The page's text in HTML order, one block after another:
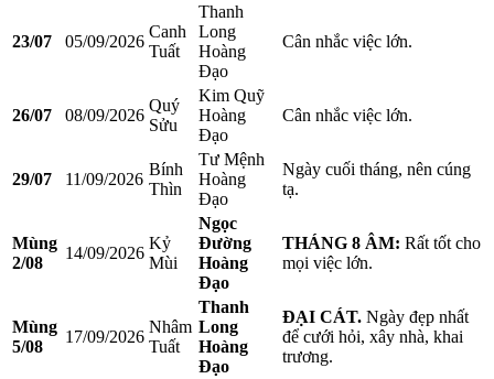
23/07 05/09/2026
Canh
Tuất
Thanh
Long
Hoàng
Đạo
Cân nhắc việc lớn.
26/07 08/09/2026
Quý
Sửu
Kim Quỹ
Hoàng
Đạo
Cân nhắc việc lớn.
29/07 11/09/2026
Bính
Thìn
Tư Mệnh
Hoàng
Đạo
Ngày cuối tháng, nên cúng
tạ.
Mùng
2/08
14/09/2026
Kỷ
Mùi
Ngọc
Đường
Hoàng
Đạo
THÁNG 8 ÂM: Rất tốt cho
mọi việc lớn.
Mùng
5/08
17/09/2026
Nhâm
Tuất
Thanh
Long
Hoàng
Đạo
ĐẠI CÁT. Ngày đẹp nhất
để cưới hỏi, xây nhà, khai
trương.